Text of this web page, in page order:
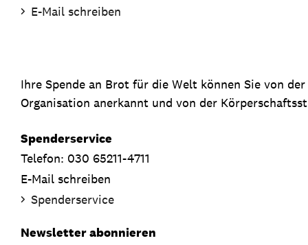
E-Mail schreiben
Ihre Spende an Brot für die Welt können Sie von
Organisation anerkannt und von der
Spenderservice
Telefon: 030 65211-4711
E-Mail schreiben
Spenderservice
Newsletter abonnieren